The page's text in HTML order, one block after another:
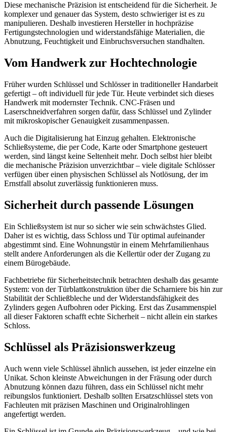
Diese mechanische Präzision ist entscheidend für die Sicherheit. Je
komplexer und genauer das System, desto schwieriger ist es zu
manipulieren. Deshalb investieren Hersteller in hochpräzise
Fertigungstechnologien und widerstandsfähige Materialien, die
Abnutzung, Feuchtigkeit und Einbruchsversuchen standhalten.
Vom Handwerk zur Hochtechnologie
Früher wurden Schlüssel und Schlösser in traditioneller Handarbeit
gefertigt – oft individuell für jede Tür. Heute verbindet sich dieses
Handwerk mit modernster Technik. CNC-Fräsen und
Laserschneidverfahren sorgen dafür, dass Schlüssel und Zylinder
mit mikroskopischer Genauigkeit zusammenpassen.
Auch die Digitalisierung hat Einzug gehalten. Elektronische
Schließsysteme, die per Code, Karte oder Smartphone gesteuert
werden, sind längst keine Seltenheit mehr. Doch selbst hier bleibt
die mechanische Präzision unverzichtbar – viele digitale Schlösser
verfügen über einen physischen Schlüssel als Notlösung, der im
Ernstfall absolut zuverlässig funktionieren muss.
Sicherheit durch passende Lösungen
Ein Schließsystem ist nur so sicher wie sein schwächstes Glied.
Daher ist es wichtig, dass Schloss und Tür optimal aufeinander
abgestimmt sind. Eine Wohnungstür in einem Mehrfamilienhaus
stellt andere Anforderungen als die Kellertür oder der Zugang zu
einem Bürogebäude.
Fachbetriebe für Sicherheitstechnik betrachten deshalb das gesamte
System: von der Türblattkonstruktion über die Scharniere bis hin zur
Stabilität der Schließbleche und der Widerstandsfähigkeit des
Zylinders gegen Aufbohren oder Picking. Erst das Zusammenspiel
all dieser Faktoren schafft echte Sicherheit – nicht allein ein starkes
Schloss.
Schlüssel als Präzisionswerkzeug
Auch wenn viele Schlüssel ähnlich aussehen, ist jeder einzelne ein
Unikat. Schon kleinste Abweichungen in der Fräsung oder durch
Abnutzung können dazu führen, dass ein Schlüssel nicht mehr
reibungslos funktioniert. Deshalb sollten Ersatzschlüssel stets von
Fachleuten mit präzisen Maschinen und Originalrohlingen
angefertigt werden.